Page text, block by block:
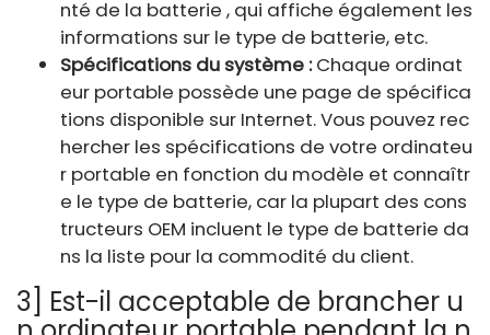
nté de la batterie , qui affiche également les
informations sur le type de batterie, etc.
Spécifications du système :Chaque ordinat
eur portable possède une page de spécifica
tions disponible sur Internet. Vous pouvez rec
hercher les spécifications de votre ordinateu
r portable en fonction du modèle et connaîtr
e le type de batterie, car la plupart des cons
tructeurs OEM incluent le type de batterie da
ns la liste pour la commodité du client.
3] Est-il acceptable de brancher u